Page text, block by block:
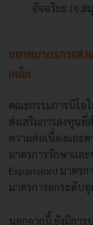
อัจฉริยะ (จ.ส
ขยายมาตรการส่ง
เหล็ก
คณะกรรมการบีโอ
ส่งเสริมการลงทุน
ความต่อเนื่องและ
มาตรการรักษาแล
Expansion) มาตร
มาตรการยกระดับ
นอกจากนี้ ยังมีการ